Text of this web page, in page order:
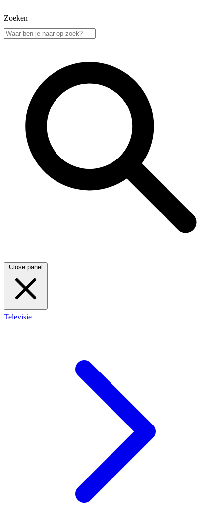
Zoeken
Close panel
Televisie